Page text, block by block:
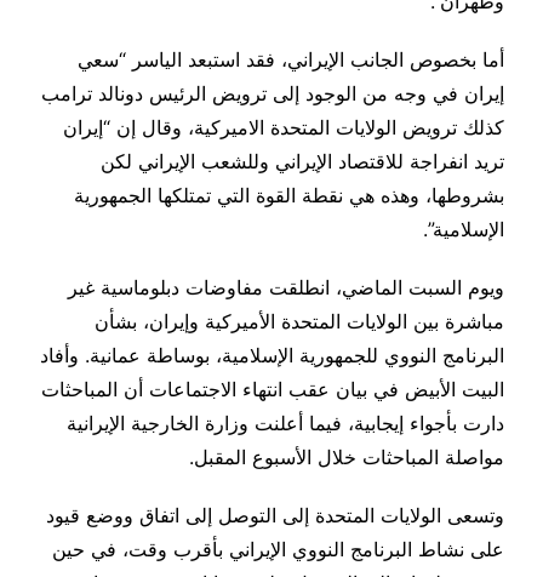
أما بخصوص الجانب الإيراني، فقد استبعد الياسر “سعي
إيران في وجه من الوجود إلى ترويض الرئيس دونالد ترامب
كذلك ترويض الولايات المتحدة الاميركية، وقال إن “إيران
تريد انفراجة للاقتصاد الإيراني وللشعب الإيراني لكن
بشروطها، وهذه هي نقطة القوة التي تمتلكها الجمهورية
الإسلامية”.
ويوم السبت الماضي، انطلقت مفاوضات دبلوماسية غير
مباشرة بين الولايات المتحدة الأميركية وإيران، بشأن
البرنامج النووي للجمهورية الإسلامية، بوساطة عمانية. وأفاد
البيت الأبيض في بيان عقب انتهاء الاجتماعات أن المباحثات
دارت بأجواء إيجابية، فيما أعلنت وزارة الخارجية الإيرانية
مواصلة المباحثات خلال الأسبوع المقبل.
وتسعى الولايات المتحدة إلى التوصل إلى اتفاق ووضع قيود
على نشاط البرنامج النووي الإيراني بأقرب وقت، في حين